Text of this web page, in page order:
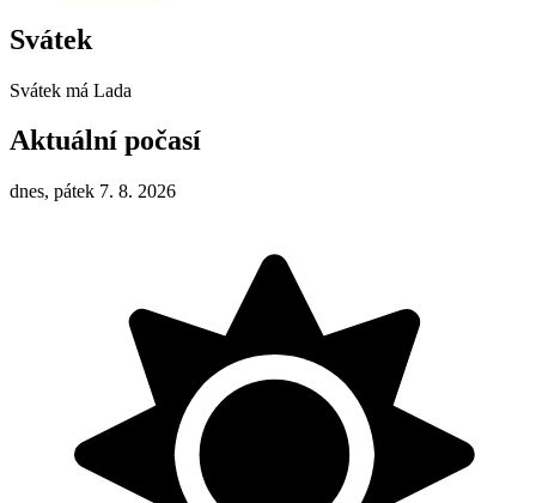
Svátek
Svátek má Lada
Aktuální počasí
dnes, pátek 7. 8. 2026